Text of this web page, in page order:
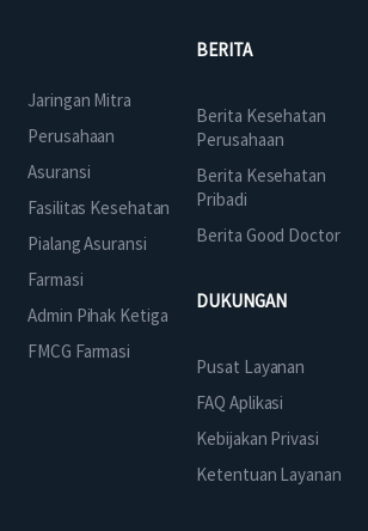
Jaringan Mitra
Perusahaan
Asuransi
Fasilitas Kesehatan
Pialang Asuransi
Farmasi
Admin Pihak Ketiga
FMCG Farmasi
BERITA
Berita Kesehatan
Perusahaan
Berita Kesehatan
Pribadi
Berita Good Doctor
DUKUNGAN
Pusat Layanan
FAQ Aplikasi
Kebijakan Privasi
Ketentuan Layanan